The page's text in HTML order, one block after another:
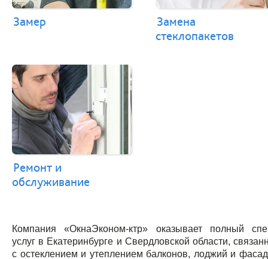
Замер
Замена
стеклопакетов
Ремонт и
обслуживание
Компания «ОкнаЭконом-ктр» оказывает полный
услуг в Екатеринбурге и Свердловской области,
с остеклением и утеплением балконов, лоджий и